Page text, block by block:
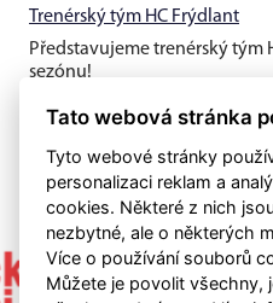
Trenérský tým HC Frýdlant
Představujeme trenérský tým
sezónu!
Tato webová stránka
Tyto webové stránky
personalizaci reklam a
cookies. Některé z nich
nezbytné, ale o některých
Více o používání souborů
Můžete je povolit všechny,